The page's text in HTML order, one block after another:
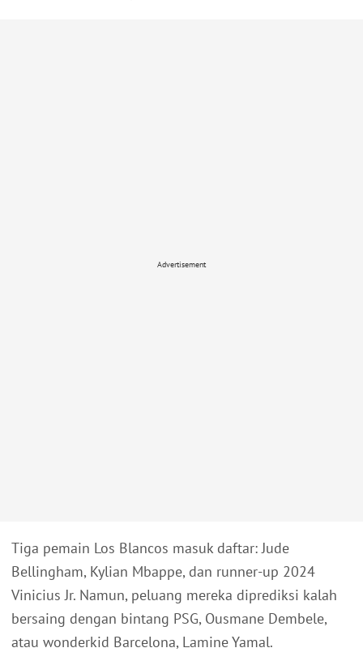
Advertisement
Tiga pemain Los Blancos masuk daftar: Jude
Bellingham, Kylian Mbappe, dan runner-up 2024
Vinicius Jr. Namun, peluang mereka diprediksi kalah
bersaing dengan bintang PSG, Ousmane Dembele,
atau wonderkid Barcelona, Lamine Yamal.